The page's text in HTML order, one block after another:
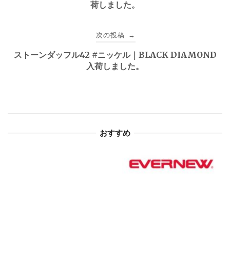
ゲ
荷しました。
次の投稿 →
ストーンダッフル42 #ニッケル｜BLACK DIAMOND
入荷しました。
おすすめ